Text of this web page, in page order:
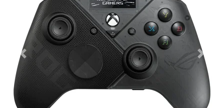
Previous Next